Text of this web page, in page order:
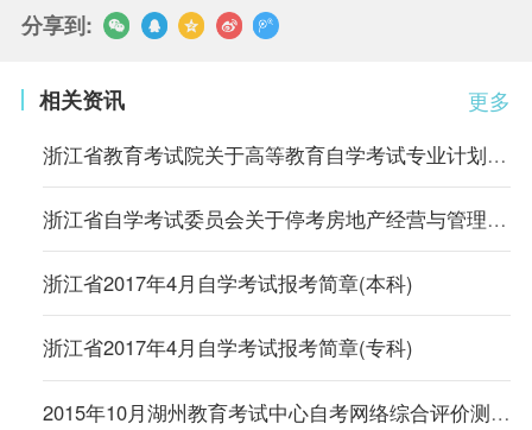
分享到:
更多
相关资讯
浙江省教育考试院关于高等教育自学考试专业计划执行有关问题的通知
浙江省自学考试委员会关于停考房地产经营与管理等15个自考专业的通知
浙江省2017年4月自学考试报考简章(本科)
浙江省2017年4月自学考试报考简章(专科)
2015年10月湖州教育考试中心自考网络综合评价测验考试安排